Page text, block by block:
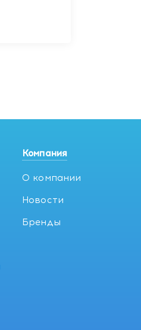
Компания
О компании
Новости
Бренды